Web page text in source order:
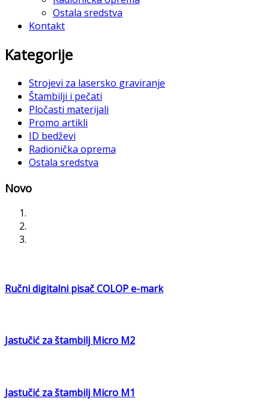
Ostala sredstva
Kontakt
Kategorije
Strojevi za lasersko graviranje
Štambilji i pečati
Pločasti materijali
Promo artikli
ID bedževi
Radionička oprema
Ostala sredstva
Novo
Ručni digitalni pisač COLOP e-mark
Jastučić za štambilj Micro M2
Jastučić za štambilj Micro M1